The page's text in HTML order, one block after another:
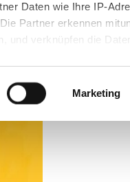
Daten wie Ihre IP-
Partner erkennen
und verknüpfen die Daten
in unsererCookie-
sind, müssen Sie
Ihre Einwilligung für
widerrufen. Bitte
Marketing